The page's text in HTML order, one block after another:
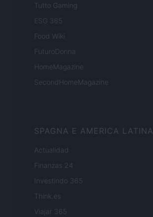
Tutto Gaming
ESG 365
Food Wiki
FuturoDonna
HomeMagazine
SecondHomeMagazine
SPAGNA E AMERICA LATINA
Actualidad
Finanzas 24
Investindo 365
Think.es
Viajar 365